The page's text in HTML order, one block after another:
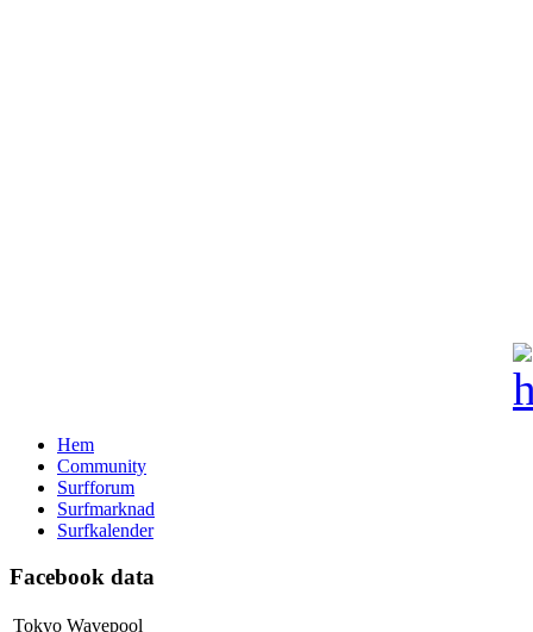
Hem
Community
Surfforum
Surfmarknad
Surfkalender
Facebook data
Tokyo Wavepool